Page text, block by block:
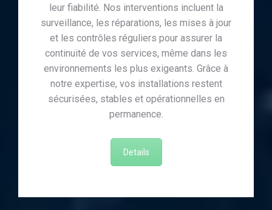
leur fiabilité. Nos interventions incluent la
surveillance, les réparations, les mises à jour
et les contrôles réguliers pour assurer la
continuité de vos services, même dans les
environnements les plus exigeants. Grâce à
notre expertise, vos installations restent
sécurisées, stables et opérationnelles en
permanence.
Details